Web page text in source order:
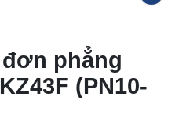
phẳng
(PN10-